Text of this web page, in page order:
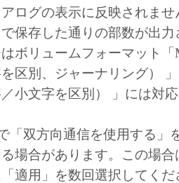
ログの表示に反映されま
保存した通りの部数が出力
ボリュームフォーマット「
区別、ジャーナリング）
小文字を区別） 」には対
「双方向通信を使用する」
場合があります。この場
適用」を数回選択してくだ